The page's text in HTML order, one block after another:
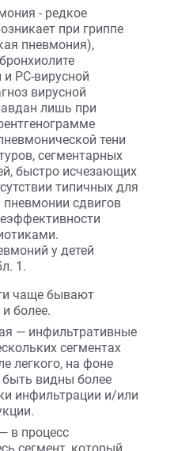
- редкое
при гриппе
пневмония),
и РС-вирусной
вирусной
лишь при
тени
сегментарных
быстро исчезающих
типичных для
пневмонии сдвигов
у детей
1.
чаще бывают
более.
— инфильтративные
сегментах
легкого, на фоне
видны более
инфильтрации и/или
в процесс